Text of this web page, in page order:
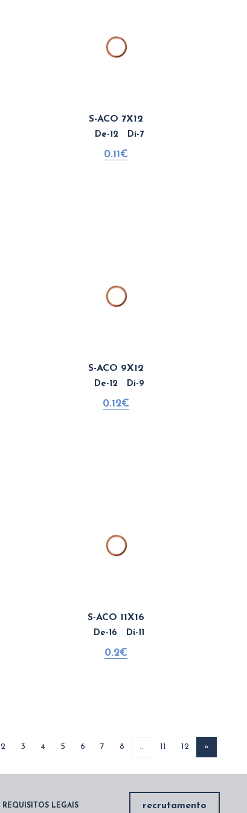
S-ACO 7X12
De-12 Di-7
0.11€
S-ACO 9X12
De-12 Di-9
0.12€
S-ACO 11X16
De-16 Di-11
0.2€
2 3 4 5 6 7 8 ... 11 12 »
REQUISITOS LEGAIS recrutamento